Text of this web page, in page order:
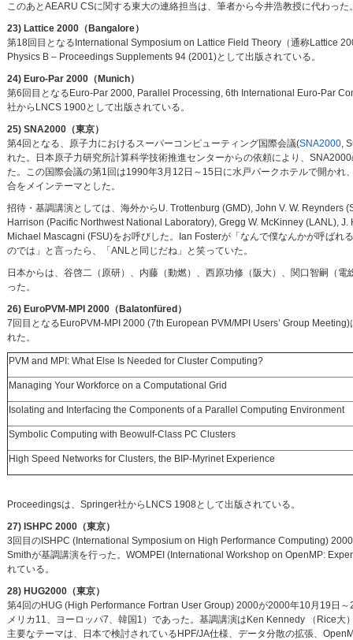
このあとAEARU CSに関する東大の連絡担当は、筆者から今井浩教授に代わった
23) Lattice 2000（Bangalore）
第18回目となるInternational Symposium on Lattice Field Theory（通称Lattice
Physics B – Proceedings Supplements 94 (2001)として出版されている。
24) Euro-Par 2000（Munich）
第6回目となるEuro-Par 2000, Parallel Processing, 6th International Euro-Par
社からLNCS 1900として出版されている。
25) SNA2000（東京）
第4回となる、原子力におけるスーパーコンピューティング国際会議(SNA2000,
れた。日本原子力研究所計算科学技術推進センターからの依頼により、
た。この国際会議の第1回は1990年3月12日～15日に水戸パークホテルで開か
合をメインテーマとした。
招待・基調講演としては、海外からU. Trottenburg (GMD), John V. W.
Harrison (Pacific Northwest National Laboratory), Gregg W. McKinney (LANL),
Michael Mascagni (FSU)をお呼びした。Ian Fosterが「なんで僕なんかが呼ば
のでは」と言ったら、「ANLと同じだね」と笑っていた。
日本からは、谷啓二（原研）、内藤（動燃）、西原功修（阪大）、関口智嗣（
った。
26) EuroPVM-MPI 2000（Balatonfüred）
7回目となるEuroPVM-MPI 2000 (7th European PVM/MPI Users’ Group
れた。
PVM and MPI: What Else Is Needed for Cluster Computing?
Managing Your Workforce on a Computational Grid
Isolating and Interfacing the Components of a Parallel Computing Environment
Symbolic Computing with Beowulf-Class PC Clusters
High Speed Networks for Clusters, the BIP-Myrinet Experience
Proceedingsは、Springer社からLNCS 1908として出版されている。
27) ISHPC 2000（東京）
3回目のISHPC (International Symposium on High Performance Computing)
Smithが基調講演を行った。WOMPEI (International Workshop on OpenMP:
れている。
28) HUG2000（東京）
第4回のHUG (High Performance Fortran User Group) 2000が2000年10月19日
メリカ11、ヨーロッパ7、韓国1）であった。基調講演はKen Kennedy （Rice
主要なテーマは、日本で検討されているHPF/JA仕様、データ分散の拡張、